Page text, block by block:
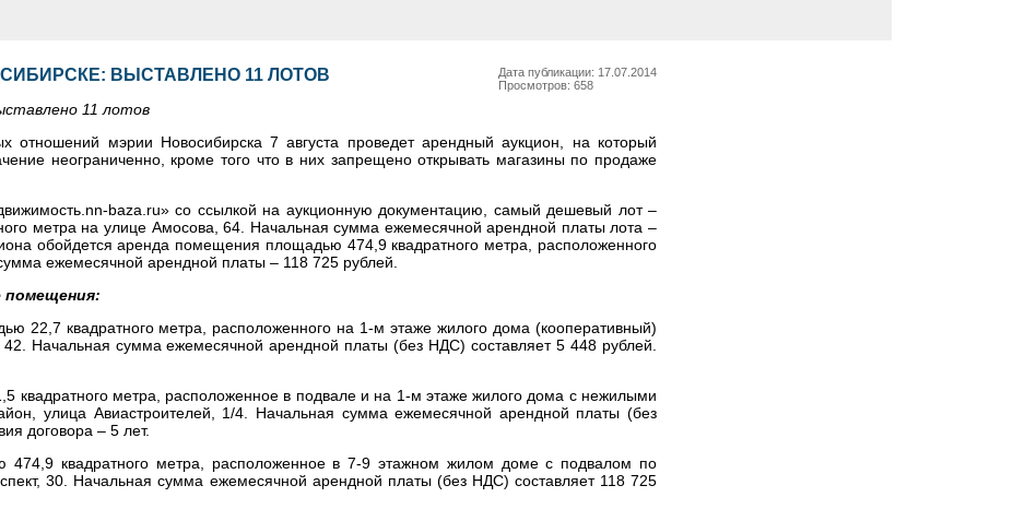
Дата публикации: 17.07.2014
Просмотров: 658
ВЫСТАВЛЕНО 11 ЛОТОВ
11 лотов
отношений мэрии Новосибирска 7 августа проведет арендный аукцион, на который
неограниченно, кроме того что в них запрещено открывать магазины по продаже
baza.ru» со ссылкой на аукционную документацию, самый дешевый лот –
метра на улице Амосова, 64. Начальная сумма ежемесячной арендной платы лота –
обойдется аренда помещения площадью 474,9 квадратного метра, расположенного
ежемесячной арендной платы – 118 725 рублей.
помещения:
22,7 квадратного метра, расположенного на 1-м этаже жилого дома (кооперативный)
Начальная сумма ежемесячной арендной платы (без НДС) составляет 5 448 рублей.
метра, расположенное в подвале и на 1-м этаже жилого дома c нежилыми
улица Авиастроителей, 1/4. Начальная сумма ежемесячной арендной платы (без
договора – 5 лет.
квадратного метра, расположенное в 7-9 этажном жилом доме с подвалом по
30. Начальная сумма ежемесячной арендной платы (без НДС) составляет 118 725